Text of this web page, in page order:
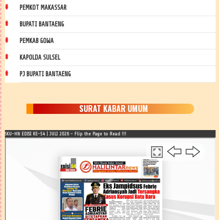
PEMKOT MAKASSAR
BUPATI BANTAENG
PEMKAB GOWA
KAPOLDA SULSEL
PJ BUPATI BANTAENG
SURAT KABAR UMUM
SKU-HN EDISI KE-54 | JULI 2026 - Flip the Page to Read !!!